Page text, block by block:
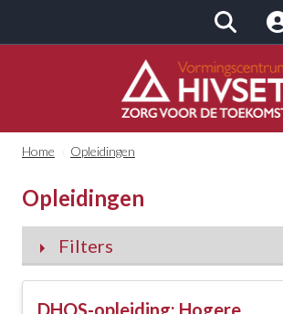
Zoeken
Home Opleidingen
Opleidingen
Filters
DHOS-opleiding: Hogere